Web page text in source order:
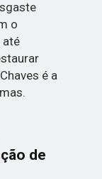
o
até
é a
de